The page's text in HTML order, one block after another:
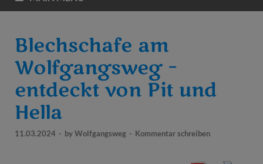
Blechschafe am
Wolfgangsweg –
entdeckt von Pit und
Hella
11.03.2024 - byWolfgangsweg - Kommentar schreiben